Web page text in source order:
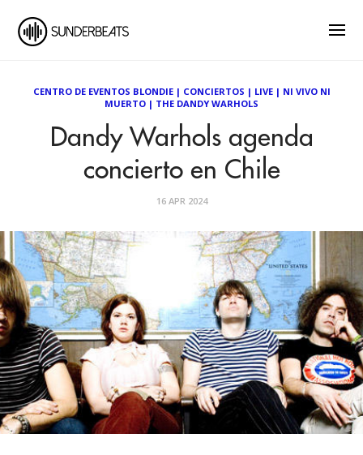
CENTRO DE EVENTOS BLONDIE| CONCIERTOS | LIVE| NI VIVO NI
MUERTO | THE DANDY WARHOLS
Dandy Warhols agenda
concierto en Chile
16 APR 2024